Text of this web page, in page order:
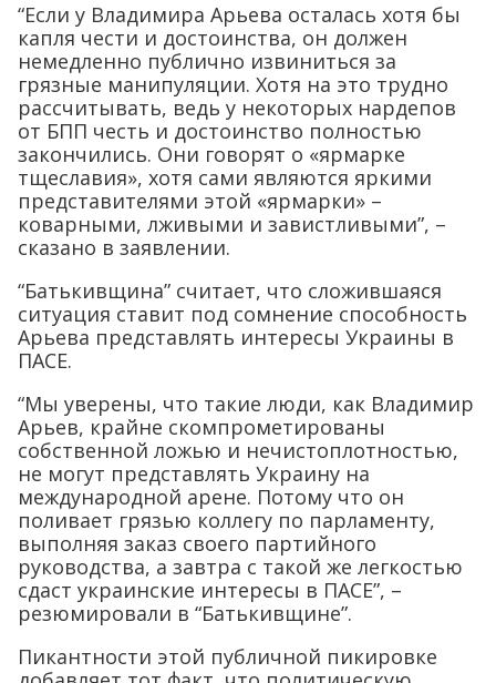
“Если у Владимира Арьева осталась хотя бы
капля чести и достоинства, он должен
немедленно публично извиниться за
грязные манипуляции. Хотя на это трудно
рассчитывать, ведь у некоторых нардепов
от БПП честь и достоинство полностью
закончились. Они говорят о «ярмарке
тщеславия», хотя сами являются яркими
представителями этой «ярмарки» –
коварными, лживыми и завистливыми”, –
сказано в заявлении.
“Батькивщина” считает, что сложившаяся
ситуация ставит под сомнение способность
Арьева представлять интересы Украины в
ПАСЕ.
“Мы уверены, что такие люди, как Владимир
Арьев, крайне скомпрометированы
собственной ложью и нечистоплотностью,
не могут представлять Украину на
международной арене. Потому что он
поливает грязью коллегу по парламенту,
выполняя заказ своего партийного
руководства, а завтра с такой же легкостью
сдаст украинские интересы в ПАСЕ”, –
резюмировали в “Батькивщине”.
Пикантности этой публичной пикировке